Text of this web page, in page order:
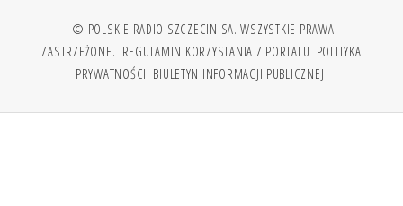
© POLSKIE RADIO SZCZECIN SA. WSZYSTKIE PRAWA
ZASTRZEŻONE. REGULAMIN KORZYSTANIA Z PORTALU POLITYKA
PRYWATNOŚCI BIULETYN INFORMACJI PUBLICZNEJ